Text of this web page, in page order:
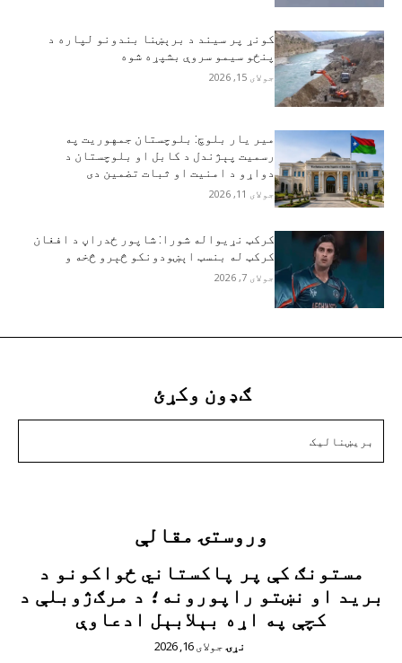
کونړ پر سیند د برېښنا بندونو لپاره د
پنځو سیمو سروې بشپړه شوه
جولای 15, 2026
مير يار بلوچ: بلوچستان جمهوریت په
رسمیت پېژندل د کابل او بلوچستان د
دواړو د امنیت او ثبات تضمین دی
جولای 11, 2026
کرکټ نړيواله شورا: شاپور ځدراڼ د افغان
کرکټ له بنسټ اېښودونکو څېرو څخه و
جولای 7, 2026
ګډون وکړئ
وروستۍ مقالې
مستونګ کې پر پاکستاني ځواکونو د
برید او نښتو راپورونه؛ د مرګ‌ژوبلې د
کچې په اړه بېلابېل ادعاوې
نړۍجولای 16, 2026